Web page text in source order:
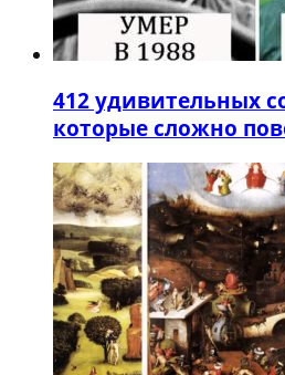
412 удивительных
которые сложно